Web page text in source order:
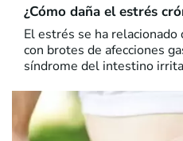
¿Cómo daña el estrés
El estrés se ha
con brotes de afecciones
síndrome del intestino